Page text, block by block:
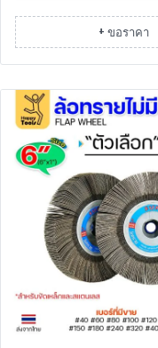
+ ขอราคา